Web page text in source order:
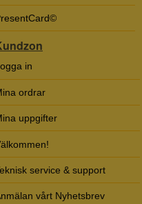
in
ordrar
uppgifter
service & support
vårt Nyhetsbrev